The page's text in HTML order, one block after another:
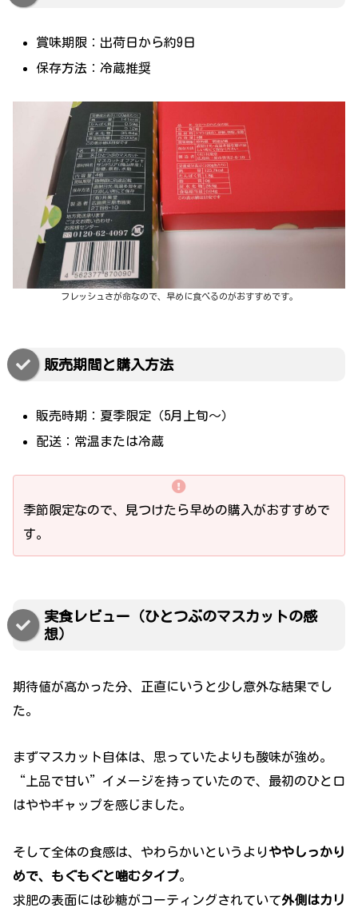
賞味期限：出荷日から約9日
保存方法：冷蔵推奨
フレッシュさが命なので、早めに食べるのがおすすめです。
販売期間と購入方法
販売時期：夏季限定（5月上旬～）
配送：常温または冷蔵
季節限定なので、見つけたら早めの購入がおすすめで
す。
実食レビュー（ひとつぶのマスカットの感
想）
期待値が高かった分、正直にいうと少し意外な結果でし
た。
まずマスカット自体は、思っていたよりも酸味が強め。
“上品で甘い”イメージを持っていたので、最初のひと口
はややギャップを感じました。
そして全体の食感は、やわらかいというよりややしっかり
めで、もぐもぐと噛むタイプ。
求肥の表面には砂糖がコーティングされていて外側はカリ